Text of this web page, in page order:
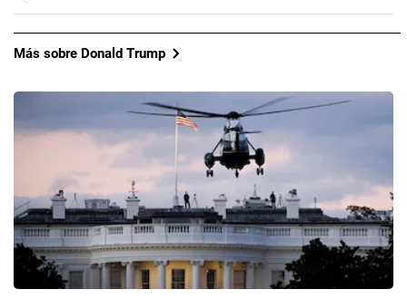
Más sobre Donald Trump